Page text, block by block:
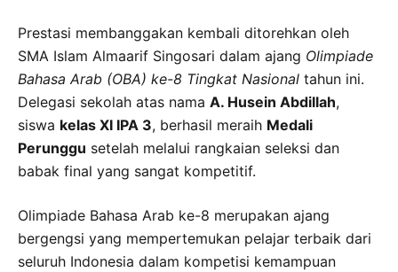
Prestasi membanggakan kembali ditorehkan oleh
SMA Islam Almaarif Singosari dalam ajang Olimpiade
Bahasa Arab (OBA) ke-8 Tingkat Nasional tahun ini.
Delegasi sekolah atas nama A. Husein Abdillah,
siswa kelas XI IPA 3, berhasil meraih Medali
Perunggu setelah melalui rangkaian seleksi dan
babak final yang sangat kompetitif.
Olimpiade Bahasa Arab ke-8 merupakan ajang
bergengsi yang mempertemukan pelajar terbaik dari
seluruh Indonesia dalam kompetisi kemampuan